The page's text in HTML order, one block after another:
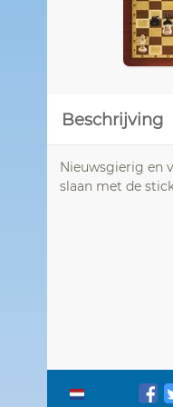
Beschrijving
Nieuwsgierig en
slaan met de